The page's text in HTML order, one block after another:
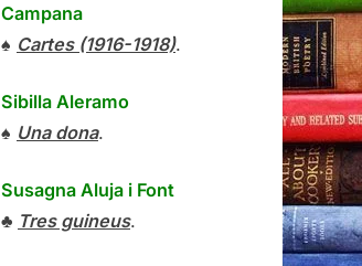
Campana
♠ Cartes (1916-1918).
Sibilla Aleramo
♠ Una dona.
Susagna Aluja i Font
♣ Tres guineus.